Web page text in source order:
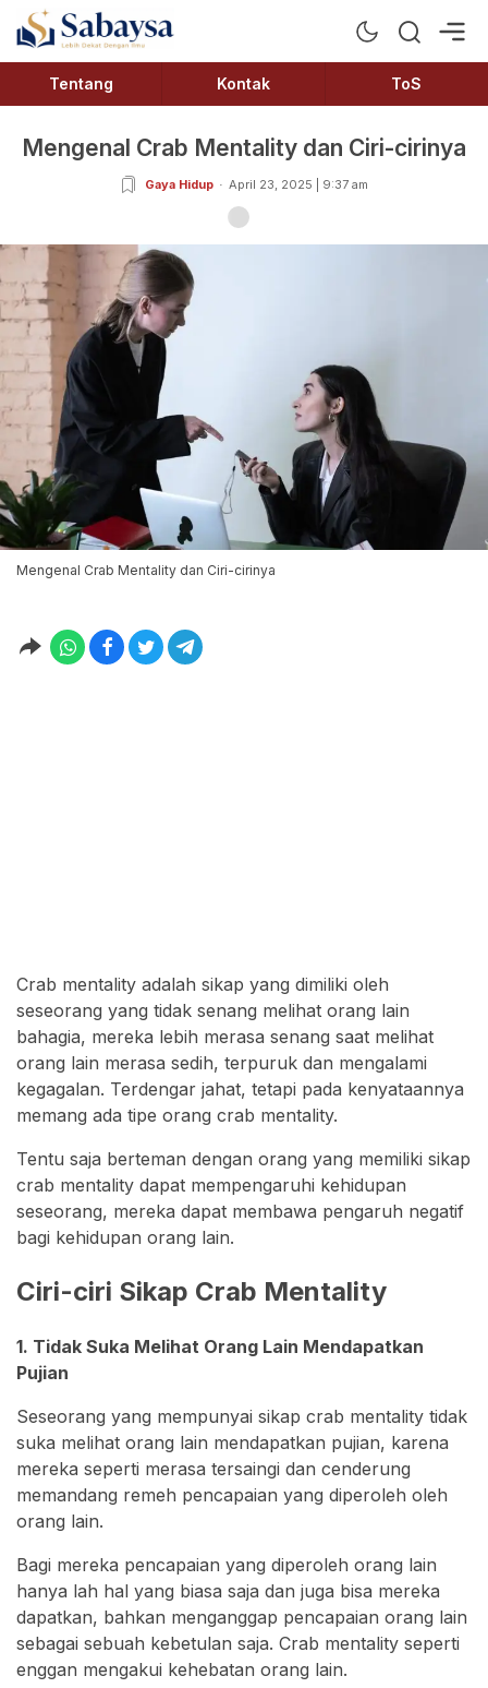
Sabaysa
Lebih Dekat Dengan Ilmu
Tentang Kontak ToS
Mengenal Crab Mentality dan Ciri-cirinya
Gaya Hidup April 23, 2025 | 9:37 am
Mengenal Crab Mentality dan Ciri-cirinya
Crab mentality adalah sikap yang dimiliki oleh
seseorang yang tidak senang melihat orang lain
bahagia, mereka lebih merasa senang saat melihat
orang lain merasa sedih, terpuruk dan mengalami
kegagalan. Terdengar jahat, tetapi pada kenyataannya
memang ada tipe orang crab mentality.
Tentu saja berteman dengan orang yang memiliki sikap
crab mentality dapat mempengaruhi kehidupan
seseorang, mereka dapat membawa pengaruh negatif
bagi kehidupan orang lain.
Ciri-ciri Sikap Crab Mentality
1. Tidak Suka Melihat Orang Lain Mendapatkan
Pujian
Seseorang yang mempunyai sikap crab mentality tidak
suka melihat orang lain mendapatkan pujian, karena
mereka seperti merasa tersaingi dan cenderung
memandang remeh pencapaian yang diperoleh oleh
orang lain.
Bagi mereka pencapaian yang diperoleh orang lain
hanya lah hal yang biasa saja dan juga bisa mereka
dapatkan, bahkan menganggap pencapaian orang lain
sebagai sebuah kebetulan saja. Crab mentality seperti
enggan mengakui kehebatan orang lain.